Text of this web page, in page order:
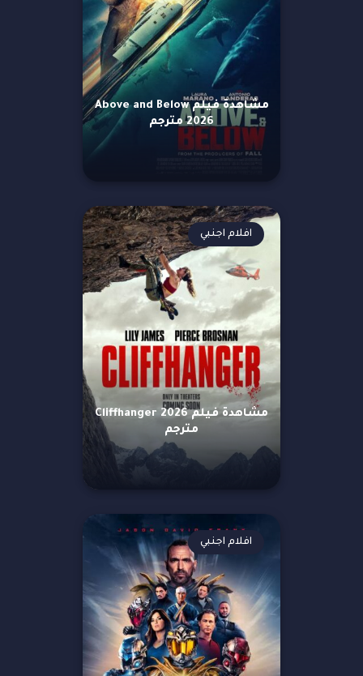
مشاهدة فيلم Above and Below
2026 مترجم
مشاهدة فيلم Cliffhanger 2026
مترجم
افلام اجنبي
افلام اجنبي